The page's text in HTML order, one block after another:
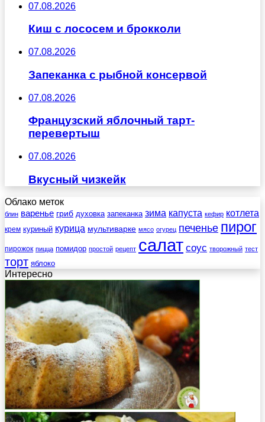
07.08.2026
Киш с лососем и брокколи
07.08.2026
Запеканка с рыбной консервой
07.08.2026
Французский яблочный тарт-
перевертыш
07.08.2026
Вкусный чизкейк
Облако меток
блин варенье гриб духовка запеканка зима капуста кефир котлета
крем куриный курица мультиварке мясо огурец печенье пирог
пирожок пицца помидор простой рецепт салат соус творожный тест
торт яблоко
Интересно